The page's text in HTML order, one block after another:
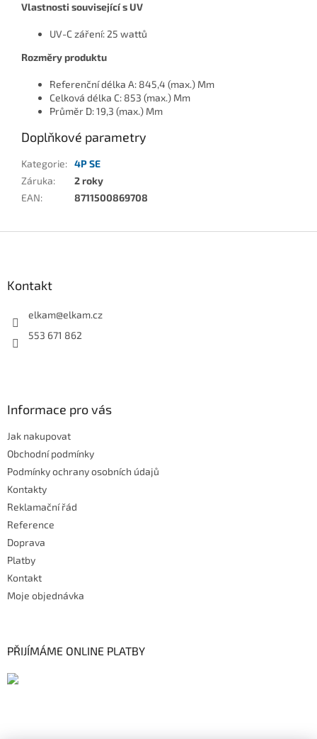
Vlastnosti související s UV
UV-C záření: 25 wattů
Rozměry produktu
Referenční délka A: 845,4 (max.) Mm
Celková délka C: 853 (max.) Mm
Průměr D:19,3 (max.) Mm
Doplňkové parametry
Kategorie: 4P SE
Záruka:
2 roky
EAN: 8711500869708
Kontakt
elkam@elkam.cz
553 671 862
Informace pro vás
Jak nakupovat
Obchodní podmínky
Podmínky ochrany osobních údajů
Kontakty
Reklamační řád
Reference
Doprava
Platby
Kontakt
Moje objednávka
PŘIJÍMÁME ONLINE PLATBY